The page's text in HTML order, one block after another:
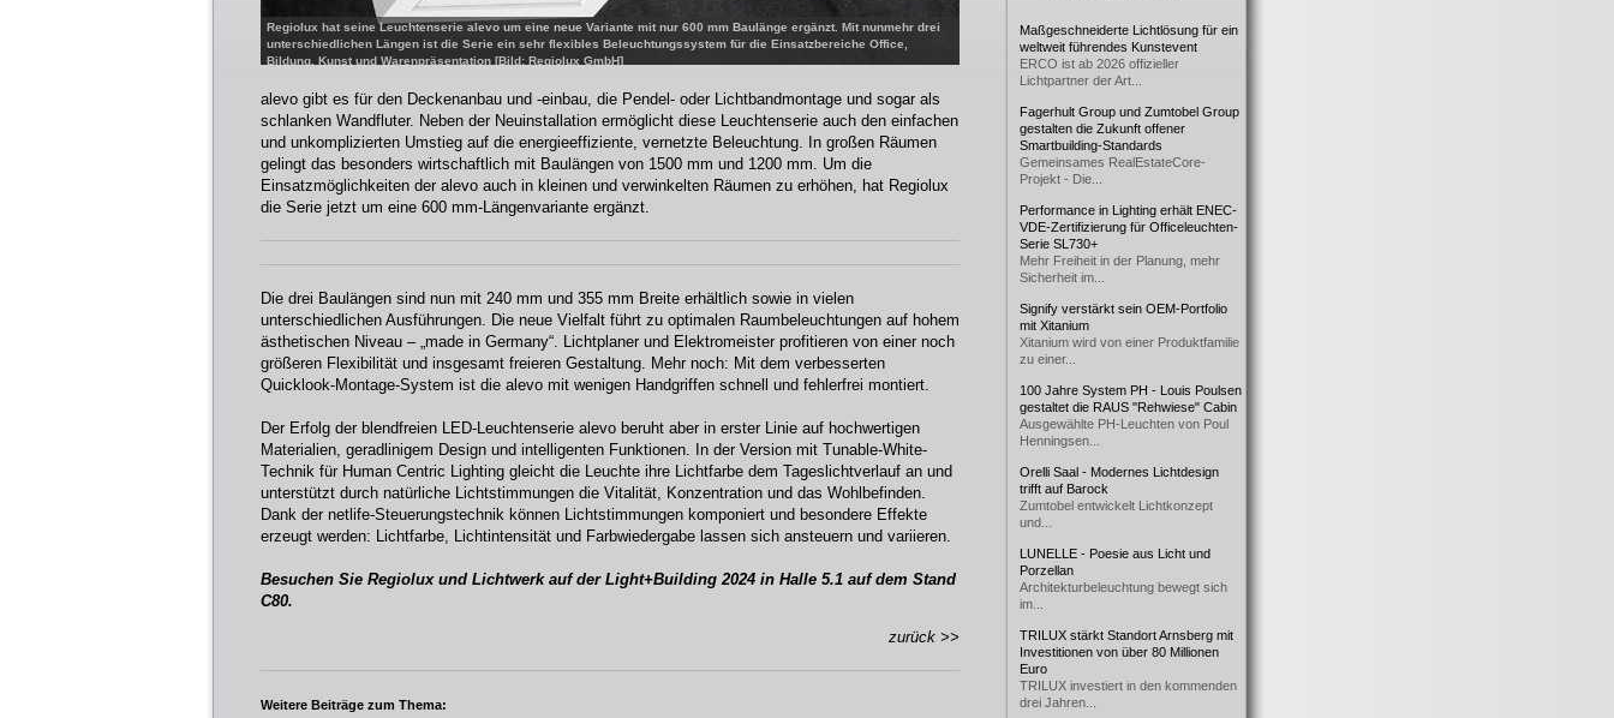
Regiolux hat seine Leuchtenserie alevo um eine neue Variante mit nur 600 mm Baulänge ergänzt. Mit nunmehr drei
unterschiedlichen Längen ist die Serie ein sehr flexibles Beleuchtungssystem für die Einsatzbereiche Office,
Bildung, Kunst und Warenpräsentation [Bild: Regiolux GmbH]
alevo gibt es für den Deckenanbau und -einbau, die Pendel- oder Lichtbandmontage und sogar als
schlanken Wandfluter. Neben der Neuinstallation ermöglicht diese Leuchtenserie auch den einfachen
und unkomplizierten Umstieg auf die energieeffiziente, vernetzte Beleuchtung. In großen Räumen
gelingt das besonders wirtschaftlich mit Baulängen von 1500 mm und 1200 mm. Um die
Einsatzmöglichkeiten der alevo auch in kleinen und verwinkelten Räumen zu erhöhen, hat Regiolux
die Serie jetzt um eine 600 mm-Längenvariante ergänzt.
Die drei Baulängen sind nun mit 240 mm und 355 mm Breite erhältlich sowie in vielen
unterschiedlichen Ausführungen. Die neue Vielfalt führt zu optimalen Raumbeleuchtungen auf hohem
ästhetischen Niveau – „made in Germany“. Lichtplaner und Elektromeister profitieren von einer noch
größeren Flexibilität und insgesamt freieren Gestaltung. Mehr noch: Mit dem verbesserten
Quicklook-Montage-System ist die alevo mit wenigen Handgriffen schnell und fehlerfrei montiert.
Der Erfolg der blendfreien LED-Leuchtenserie alevo beruht aber in erster Linie auf hochwertigen
Materialien, geradlinigem Design und intelligenten Funktionen. In der Version mit Tunable-White-
Technik für Human Centric Lighting gleicht die Leuchte ihre Lichtfarbe dem Tageslichtverlauf an und
unterstützt durch natürliche Lichtstimmungen die Vitalität, Konzentration und das Wohlbefinden.
Dank der netlife-Steuerungstechnik können Lichtstimmungen komponiert und besondere Effekte
erzeugt werden: Lichtfarbe, Lichtintensität und Farbwiedergabe lassen sich ansteuern und variieren.
Besuchen Sie Regiolux und Lichtwerk auf der Light+Building 2024 in Halle 5.1 auf dem Stand
C80.
zurück >>
Weitere Beiträge zum Thema:
Maßgeschneiderte Lichtlösung für ein
weltweit führendes Kunstevent
ERCO ist ab 2026 offizieller
Lichtpartner der Art...
Fagerhult Group und Zumtobel Group
gestalten die Zukunft offener
Smartbuilding-Standards
Gemeinsames RealEstateCore-
Projekt - Die...
Performance in Lighting erhält ENEC-
VDE-Zertifizierung für Officeleuchten-
Serie SL730+
Mehr Freiheit in der Planung, mehr
Sicherheit im...
Signify verstärkt sein OEM-Portfolio
mit Xitanium
Xitanium wird von einer Produktfamilie
zu einer...
100 Jahre System PH - Louis Poulsen
gestaltet die RAUS "Rehwiese" Cabin
Ausgewählte PH-Leuchten von Poul
Henningsen...
Orelli Saal - Modernes Lichtdesign
trifft auf Barock
Zumtobel entwickelt Lichtkonzept
und...
LUNELLE - Poesie aus Licht und
Porzellan
Architekturbeleuchtung bewegt sich
im...
TRILUX stärkt Standort Arnsberg mit
Investitionen von über 80 Millionen
Euro
TRILUX investiert in den kommenden
drei Jahren...